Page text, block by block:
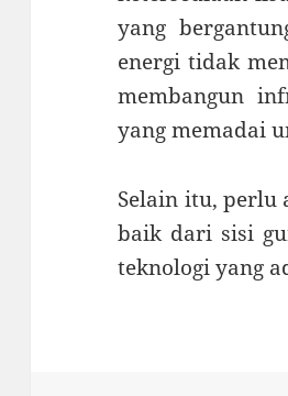
yang
energi tidak
membangun
yang memadai
Selain itu, perlu
baik dari sisi
teknologi yang